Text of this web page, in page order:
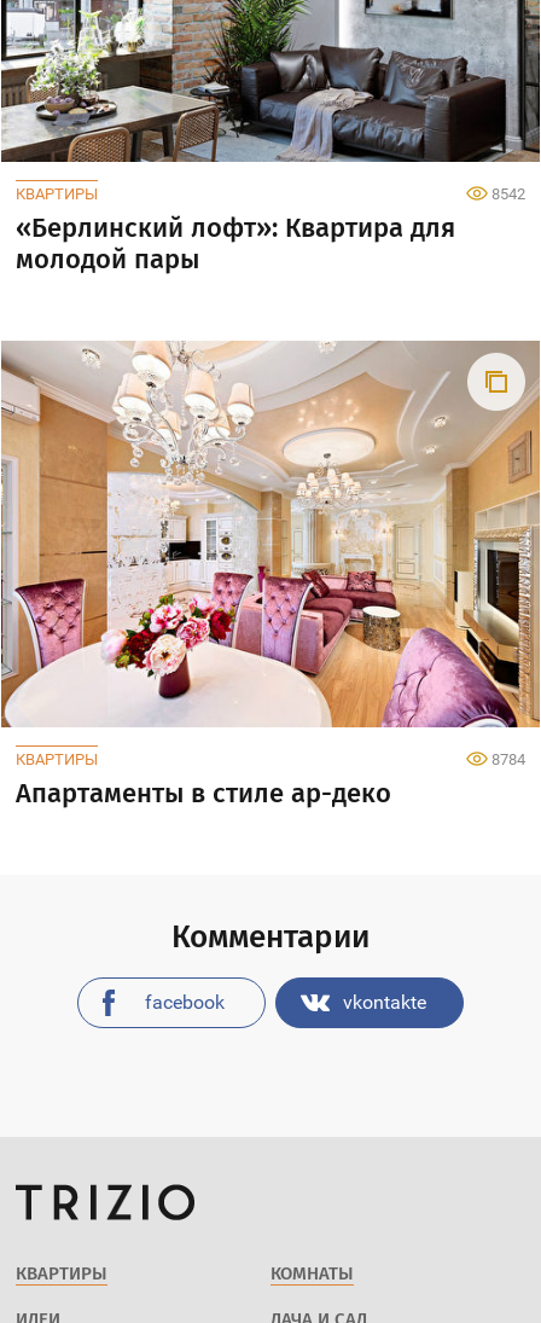
КВАРТИРЫ 8542
«Берлинский лофт»: Квартира для
молодой пары
КВАРТИРЫ 8784
Апартаменты в стиле ар-деко
Комментарии
facebook vkontakte
КВАРТИРЫ КОМНАТЫ